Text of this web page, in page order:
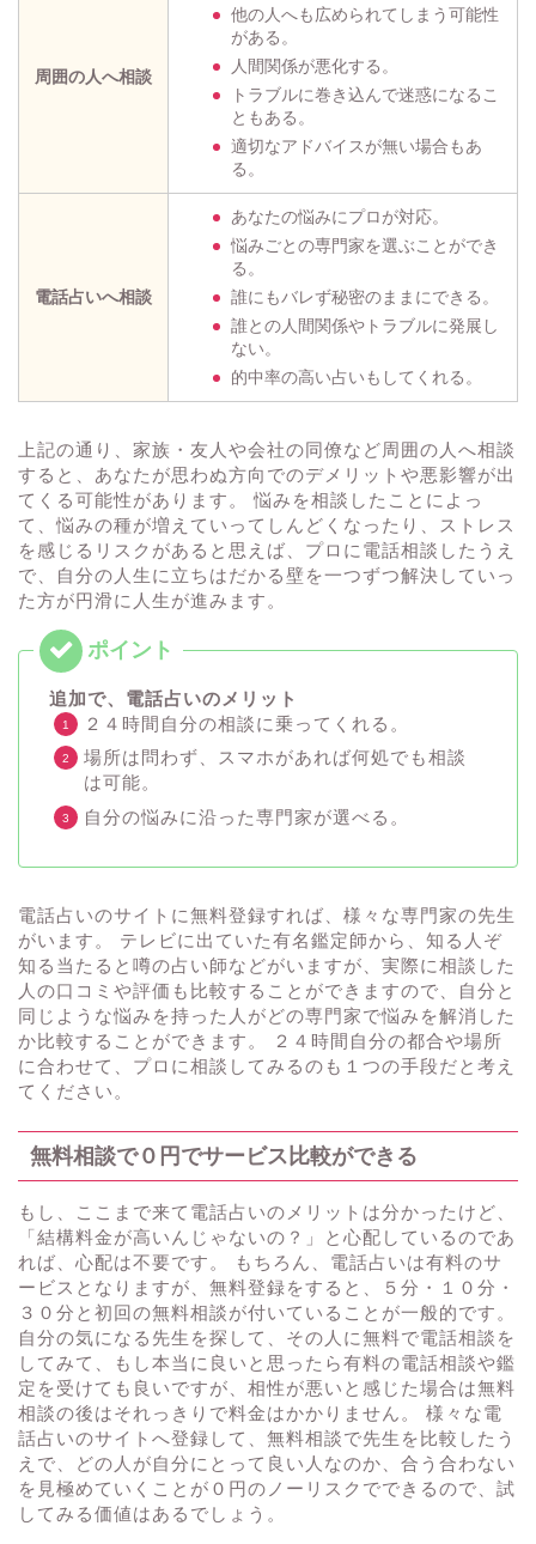
周囲の人へ相談
他の人へも広められてしまう可能性
がある。
人間関係が悪化する。
トラブルに巻き込んで迷惑になるこ
ともある。
適切なアドバイスが無い場合もあ
る。
電話占いへ相談
あなたの悩みにプロが対応。
悩みごとの専門家を選ぶことができ
る。
誰にもバレず秘密のままにできる。
誰との人間関係やトラブルに発展し
ない。
的中率の高い占いもしてくれる。
上記の通り、家族・友人や会社の同僚など周囲の人へ相談
すると、あなたが思わぬ方向でのデメリットや悪影響が出
てくる可能性があります。 悩みを相談したことによっ
て、悩みの種が増えていってしんどくなったり、ストレス
を感じるリスクがあると思えば、プロに電話相談したうえ
で、自分の人生に立ちはだかる壁を一つずつ解決していっ
た方が円滑に人生が進みます。
追加で、電話占いのメリット
２４時間自分の相談に乗ってくれる。
場所は問わず、スマホがあれば何処でも相談
は可能。
自分の悩みに沿った専門家が選べる。
電話占いのサイトに無料登録すれば、様々な専門家の先生
がいます。 テレビに出ていた有名鑑定師から、知る人ぞ
知る当たると噂の占い師などがいますが、実際に相談した
人の口コミや評価も比較することができますので、自分と
同じような悩みを持った人がどの専門家で悩みを解消した
か比較することができます。 ２４時間自分の都合や場所
に合わせて、プロに相談してみるのも１つの手段だと考え
てください。
無料相談で０円でサービス比較ができる
もし、ここまで来て電話占いのメリットは分かったけど、
「結構料金が高いんじゃないの？」と心配しているのであ
れば、心配は不要です。 もちろん、電話占いは有料のサ
ービスとなりますが、無料登録をすると、５分・１０分・
３０分と初回の無料相談が付いていることが一般的です。
自分の気になる先生を探して、その人に無料で電話相談を
してみて、もし本当に良いと思ったら有料の電話相談や鑑
定を受けても良いですが、相性が悪いと感じた場合は無料
相談の後はそれっきりで料金はかかりません。 様々な電
話占いのサイトへ登録して、無料相談で先生を比較したう
えで、どの人が自分にとって良い人なのか、合う合わない
を見極めていくことが０円のノーリスクでできるので、試
してみる価値はあるでしょう。